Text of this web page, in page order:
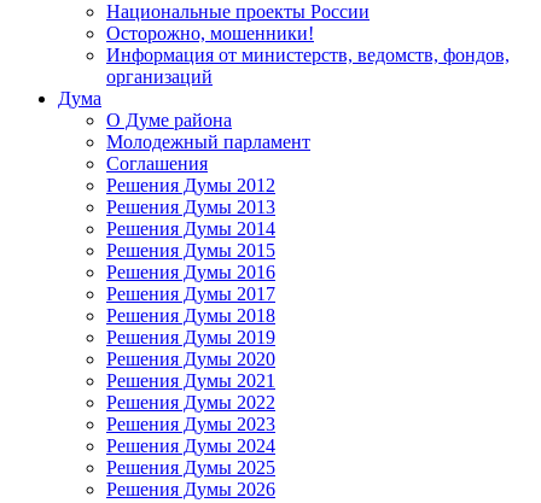
Национальные проекты России
Осторожно, мошенники!
Информация от министерств, ведомств, фондов,
организаций
Дума
О Думе района
Молодежный парламент
Соглашения
Решения Думы 2012
Решения Думы 2013
Решения Думы 2014
Решения Думы 2015
Решения Думы 2016
Решения Думы 2017
Решения Думы 2018
Решения Думы 2019
Решения Думы 2020
Решения Думы 2021
Решения Думы 2022
Решения Думы 2023
Решения Думы 2024
Решения Думы 2025
Решения Думы 2026